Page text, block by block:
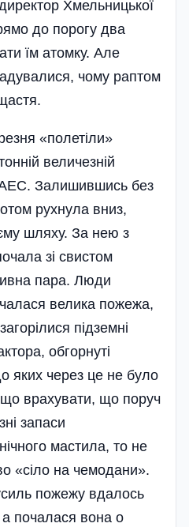
Хмельницької
до порогу два
їм атомку. Але
чому раптом
«полетіли»
величезній
АЕС. Залишившись без
рухнула вниз,
шляху. За нею з
зі свистом
пара. Люди
велика пожежа,
підземні
обгорнуті
яких через це не було
врахувати, що поруч
запаси
мастила, то не
«сіло на чемодани».
пожежу вда­лось
почалася вона о